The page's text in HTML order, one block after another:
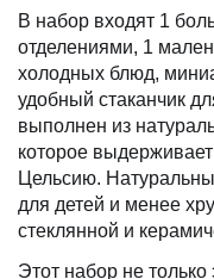
В набор входят 1
отделениями, 1
холодных блюд,
удобный стаканчик
выполнен из
которое
Цельсию.
для детей и менее
стеклянной и
Этот набор не только